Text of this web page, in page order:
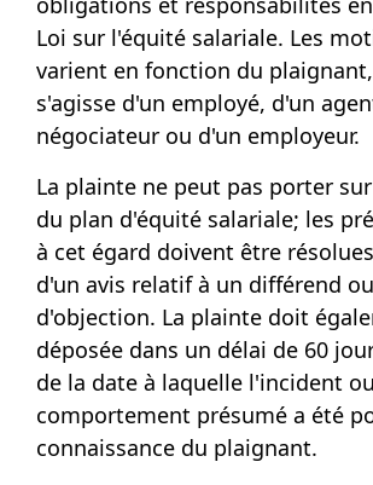
Loi sur l'équité salariale. Les
varient en fonction du
s'agisse d'un employé, d'un
négociateur ou d'un employeur.
La plainte ne peut pas porter
du plan d'équité salariale; les
à cet égard doivent être
d'un avis relatif à un différend
d'objection. La plainte doit
déposée dans un délai de 60
de la date à laquelle l'incident
comportement présumé a été
connaissance du plaignant.